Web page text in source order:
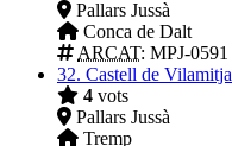
Pallars Jussà
Conca de Dalt
ARCAT: MPJ-0591
32. Castell de
4 vots
Pallars Jussà
Tremp